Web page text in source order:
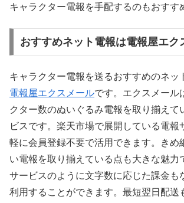
キャラクター電報を手配するのもおすす
おすすめネット電報は電報屋エク
キャラクター電報を送るおすすめのネッ
電報屋エクスメールです。エクスメール
クター数のぬいぐるみ電報を取り揃えて
ビスです。楽天市場で展開している電報
軽に会員登録不要で活用できます。きめ
い電報を取り揃えている点も大きな魅力
サービスのように文字数に応じた課金も
利用することができます。最短翌日配送